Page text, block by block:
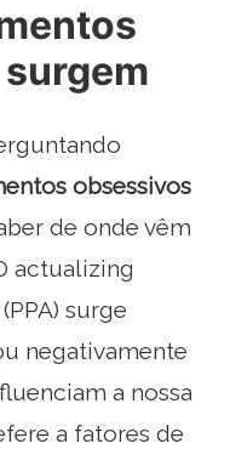
obsessivos
de onde vêm
actualizing
surge
negativamente
a nossa
a fatores de